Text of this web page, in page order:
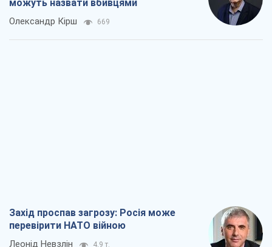
можуть назвати вбивцями
Олександр Кірш 669
Захід проспав загрозу: Росія може
перевірити НАТО війною
Леонід Невзлін 4,9 т.